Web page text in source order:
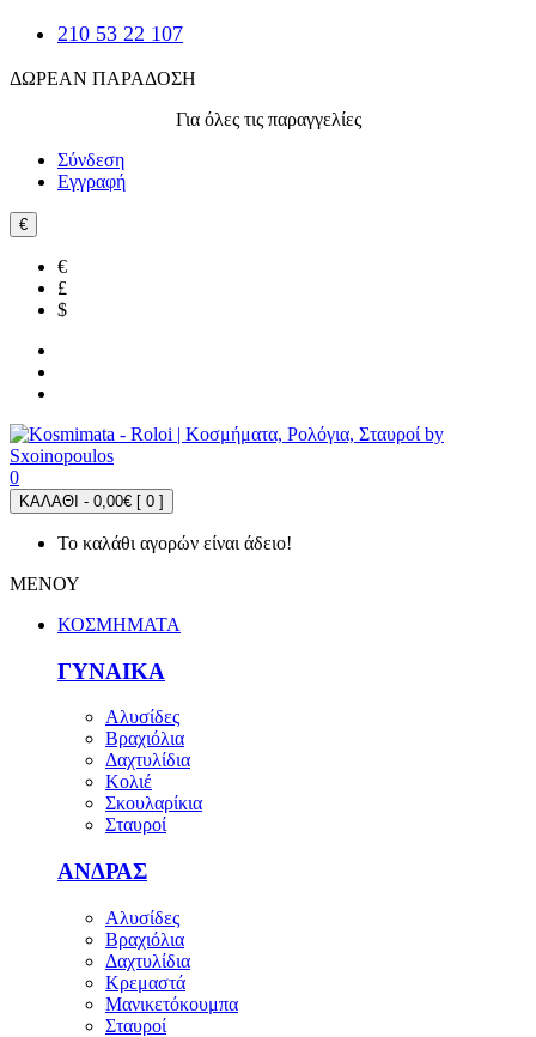
210 53 22 107
ΔΩΡΕΑΝ ΠΑΡΑΔΟΣΗ
Για όλες τις παραγγελίες
Σύνδεση
Εγγραφή
€
€
£
$
0
ΚΑΛΑΘΙ - 0,00€ [ 0 ]
Το καλάθι αγορών είναι άδειο!
ΜΕΝΟΥ
ΚΟΣΜΗΜΑΤΑ
ΓΥΝΑΙΚΑ
Αλυσίδες
Βραχιόλια
Δαχτυλίδια
Κολιέ
Σκουλαρίκια
Σταυροί
ΑΝΔΡΑΣ
Αλυσίδες
Βραχιόλια
Δαχτυλίδια
Κρεμαστά
Μανικετόκουμπα
Σταυροί